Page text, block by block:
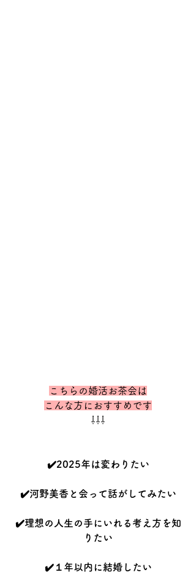
こちらの婚活お茶会は
こんな方におすすめです
⇩⇩⇩
✔️2025年は変わりたい
✔️河野美香と会って話がしてみたい
✔️理想の人生の手にいれる考え方を知
りたい
✔️１年以内に結婚したい